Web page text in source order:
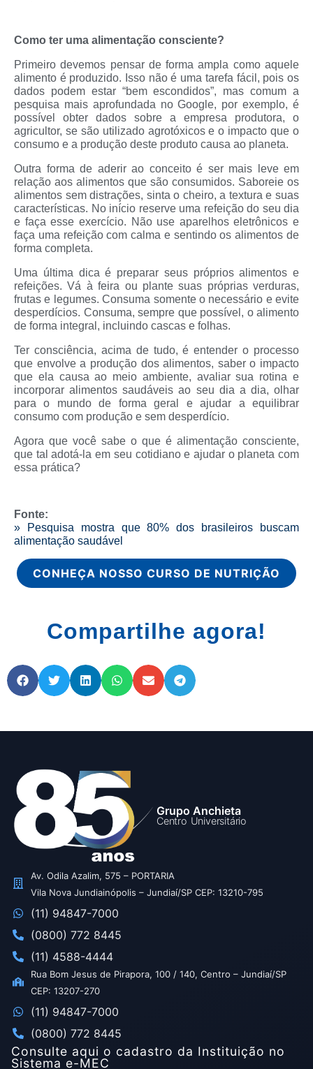
Como ter uma alimentação consciente?
Primeiro devemos pensar de forma ampla como aquele
alimento é produzido. Isso não é uma tarefa fácil, pois os
dados podem estar “bem escondidos”, mas comum a
pesquisa mais aprofundada no Google, por exemplo, é
possível obter dados sobre a empresa produtora, o
agricultor, se são utilizado agrotóxicos e o impacto que o
consumo e a produção deste produto causa ao planeta.
Outra forma de aderir ao conceito é ser mais leve em
relação aos alimentos que são consumidos. Saboreie os
alimentos sem distrações, sinta o cheiro, a textura e suas
características. No início reserve uma refeição do seu dia
e faça esse exercício. Não use aparelhos eletrônicos e
faça uma refeição com calma e sentindo os alimentos de
forma completa.
Uma última dica é preparar seus próprios alimentos e
refeições. Vá à feira ou plante suas próprias verduras,
frutas e legumes. Consuma somente o necessário e evite
desperdícios. Consuma, sempre que possível, o alimento
de forma integral, incluindo cascas e folhas.
Ter consciência, acima de tudo, é entender o processo
que envolve a produção dos alimentos, saber o impacto
que ela causa ao meio ambiente, avaliar sua rotina e
incorporar alimentos saudáveis ao seu dia a dia, olhar
para o mundo de forma geral e ajudar a equilibrar
consumo com produção e sem desperdício.
Agora que você sabe o que é alimentação consciente,
que tal adotá-la em seu cotidiano e ajudar o planeta com
essa prática?
Fonte:
» Pesquisa mostra que 80% dos brasileiros buscam
alimentação saudável
CONHEÇA NOSSO CURSO DE NUTRIÇÃO
Compartilhe agora!
Grupo Anchieta
Centro Universitário
Av. Odila Azalim, 575 – PORTARIA
Vila Nova Jundiainópolis – Jundiaí/SP CEP: 13210-795
(11) 94847-7000
(0800) 772 8445
(11) 4588-4444
Rua Bom Jesus de Pirapora, 100 / 140, Centro – Jundiaí/SP
CEP: 13207-270
(11) 94847-7000
(0800) 772 8445
Consulte aqui o cadastro da Instituição no
Sistema e-MEC